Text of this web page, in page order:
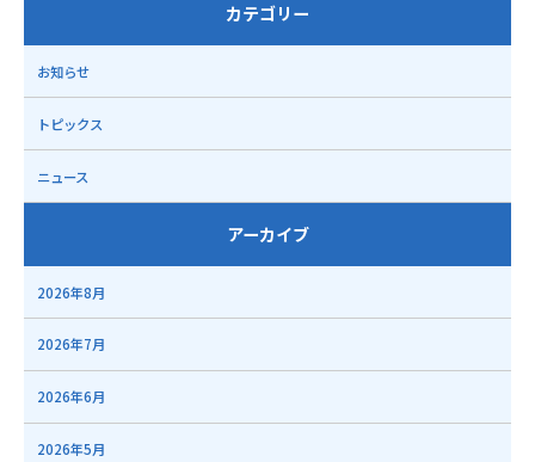
カテゴリー
お知らせ
トピックス
ニュース
アーカイブ
2026年8月
2026年7月
2026年6月
2026年5月